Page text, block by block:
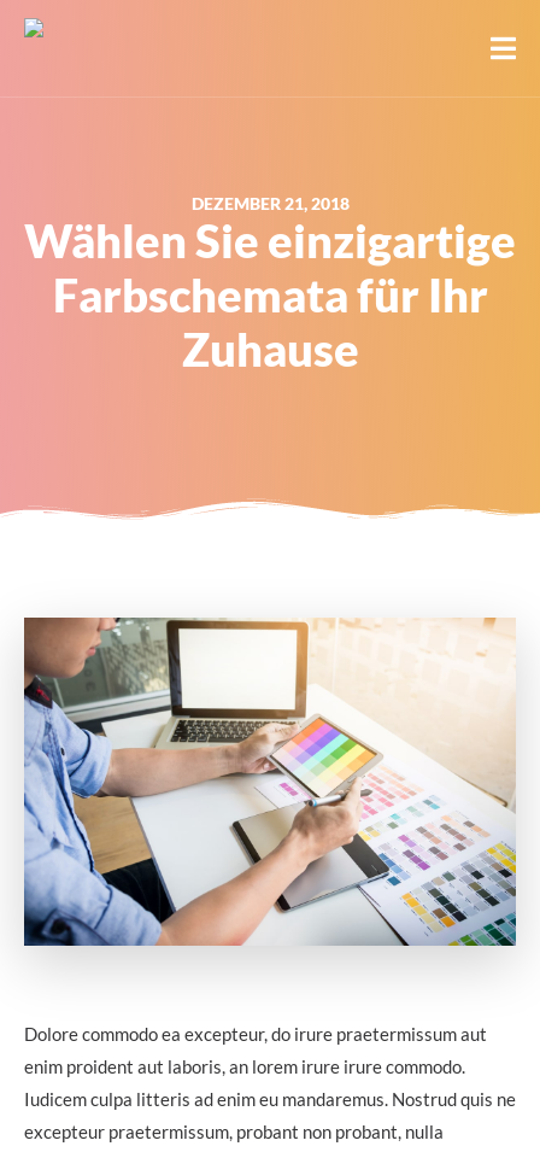
DEZEMBER 21, 2018
Wählen Sie einzigartige
Farbschemata für Ihr
Zuhause
Dolore commodo ea excepteur, do irure praetermissum aut
enim proident aut laboris, an lorem irure irure commodo.
Iudicem culpa litteris ad enim eu mandaremus. Nostrud quis ne
excepteur praetermissum, probant non probant, nulla